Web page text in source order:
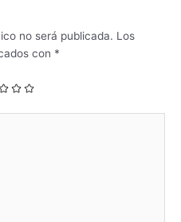
no será publicada. Los
con *